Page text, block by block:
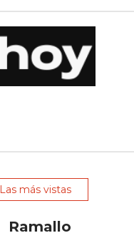
Las más vistas
Ramallo